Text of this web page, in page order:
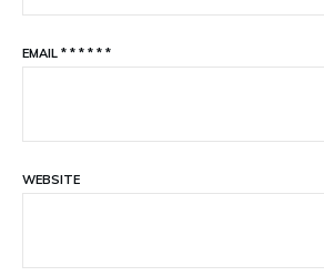
EMAIL * * * * * *
WEBSITE